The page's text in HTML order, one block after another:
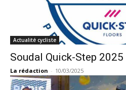
Actualité cycliste
Soudal Quick-Step
La rédaction - 10/03/2025